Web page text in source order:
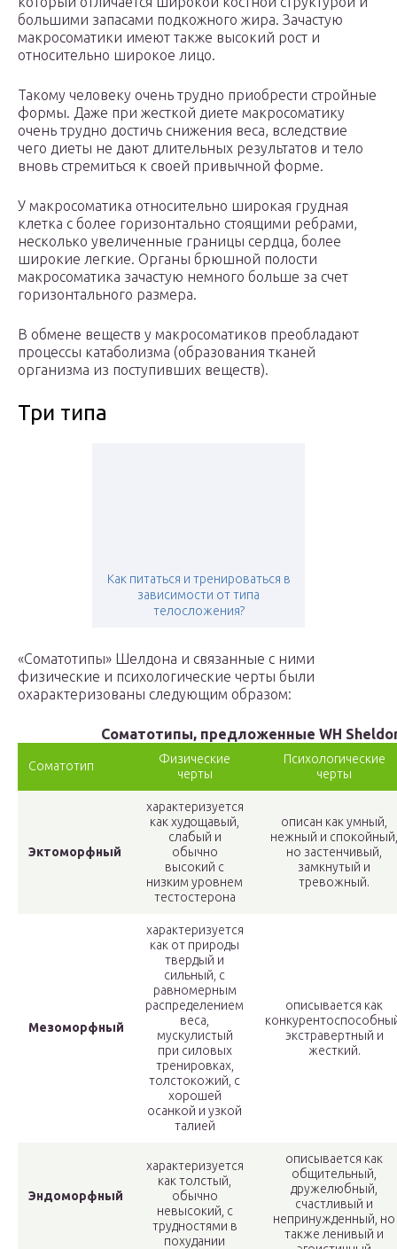
большими запасами подкожного жира. Зачастую
макросоматики имеют также высокий рост и
относительно широкое лицо.
Такому человеку очень трудно приобрести стройные
формы. Даже при жесткой диете макросоматику
очень трудно достичь снижения веса, вследствие
чего диеты не дают длительных результатов и тело
вновь стремиться к своей привычной форме.
У макросоматика относительно широкая грудная
клетка с более горизонтально стоящими ребрами,
несколько увеличенные границы сердца, более
широкие легкие. Органы брюшной полости
макросоматика зачастую немного больше за счет
горизонтального размера.
В обмене веществ у макросоматиков преобладают
процессы катаболизма (образования тканей
организма из поступивших веществ).
Три типа
Как питаться и тренироваться в
зависимости от типа
телосложения?
«Соматотипы» Шелдона и связанные с ними
физические и психологические черты были
охарактеризованы следующим образом:
Соматотипы, предложенные WH
Соматотип
Физические
черты
Психологические
черты
Эктоморфный
характеризуется
как худощавый,
слабый и
обычно
высокий с
низким уровнем
тестостерона
описан как умный,
нежный и спокойный,
но застенчивый,
замкнутый и
тревожный.
Мезоморфный
характеризуется
как от природы
твердый и
сильный, с
равномерным
распределением
веса,
мускулистый
при силовых
тренировках,
толстокожий, с
хорошей
осанкой и узкой
талией
описывается как
экстравертный и
жесткий.
Эндоморфный
характеризуется
как толстый,
обычно
невысокий, с
трудностями в
похудании
описывается как
общительный,
дружелюбный,
счастливый и
непринужденный, но
также ленивый и